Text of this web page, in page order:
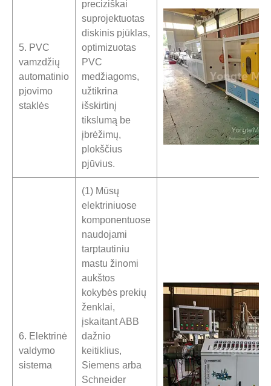
5. PVC
vamzdžių
automatinio
pjovimo
staklės
preciziškai
suprojektuotas
diskinis pjūklas,
optimizuotas
PVC
medžiagoms,
užtikrina
išskirtinį
tikslumą be
įbrėžimų,
plokščius
pjūvius.
6. Elektrinė
valdymo
sistema
(1) Mūsų
elektriniuose
komponentuose
naudojami
tarptautiniu
mastu žinomi
aukštos
kokybės prekių
ženklai,
įskaitant ABB
dažnio
keitiklius,
Siemens arba
Schneider